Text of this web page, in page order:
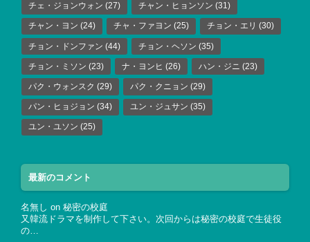
チェ・ジョンウォン (27) チャン・ヒョンソン (31)
チャン・ヨン (24) チャ・ファヨン (25) チョン・エリ (30)
チョン・ドンファン (44) チョン・ヘソン (35)
チョン・ミソン (23) ナ・ヨンヒ (26) ハン・ジニ (23)
パク・ウォンスク (29) パク・クニョン (29)
パン・ヒョジョン (34) ユン・ジュサン (35)
ユン・ユソン (25)
最新のコメント
名無し on 秘密の校庭
又韓流ドラマを制作して下さい。次回からは秘密の校庭で生徒役
の…